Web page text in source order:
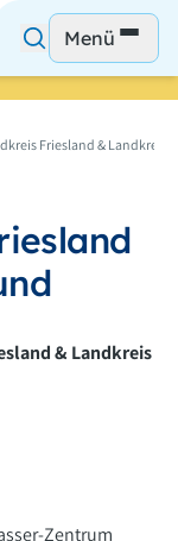
Menü
Friesland & Landkreis
& Landkreis
Zentrum